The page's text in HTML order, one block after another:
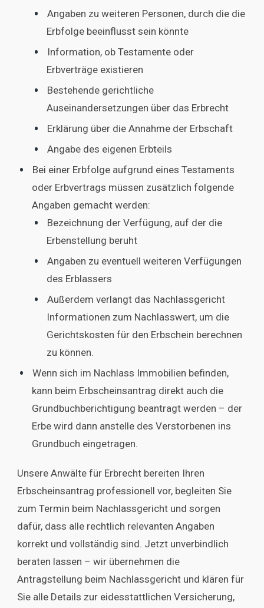
Angaben zu weiteren Personen, durch die die
Erbfolge beeinflusst sein könnte
Information, ob Testamente oder
Erbverträge existieren
Bestehende gerichtliche
Auseinandersetzungen über das Erbrecht
Erklärung über die Annahme der Erbschaft
Angabe des eigenen Erbteils
Bei einer Erbfolge aufgrund eines Testaments
oder Erbvertrags müssen zusätzlich folgende
Angaben gemacht werden:
Bezeichnung der Verfügung, auf der die
Erbenstellung beruht
Angaben zu eventuell weiteren Verfügungen
des Erblassers
Außerdem verlangt das Nachlassgericht
Informationen zum Nachlasswert, um die
Gerichtskosten für den Erbschein berechnen
zu können.
Wenn sich im Nachlass Immobilien befinden,
kann beim Erbscheinsantrag direkt auch die
Grundbuchberichtigung beantragt werden – der
Erbe wird dann anstelle des Verstorbenen ins
Grundbuch eingetragen.
Unsere Anwälte für Erbrecht bereiten Ihren
Erbscheinsantrag professionell vor, begleiten Sie
zum Termin beim Nachlassgericht und sorgen
dafür, dass alle rechtlich relevanten Angaben
korrekt und vollständig sind. Jetzt unverbindlich
beraten lassen – wir übernehmen die
Antragstellung beim Nachlassgericht und klären für
Sie alle Details zur eidesstattlichen Versicherung,